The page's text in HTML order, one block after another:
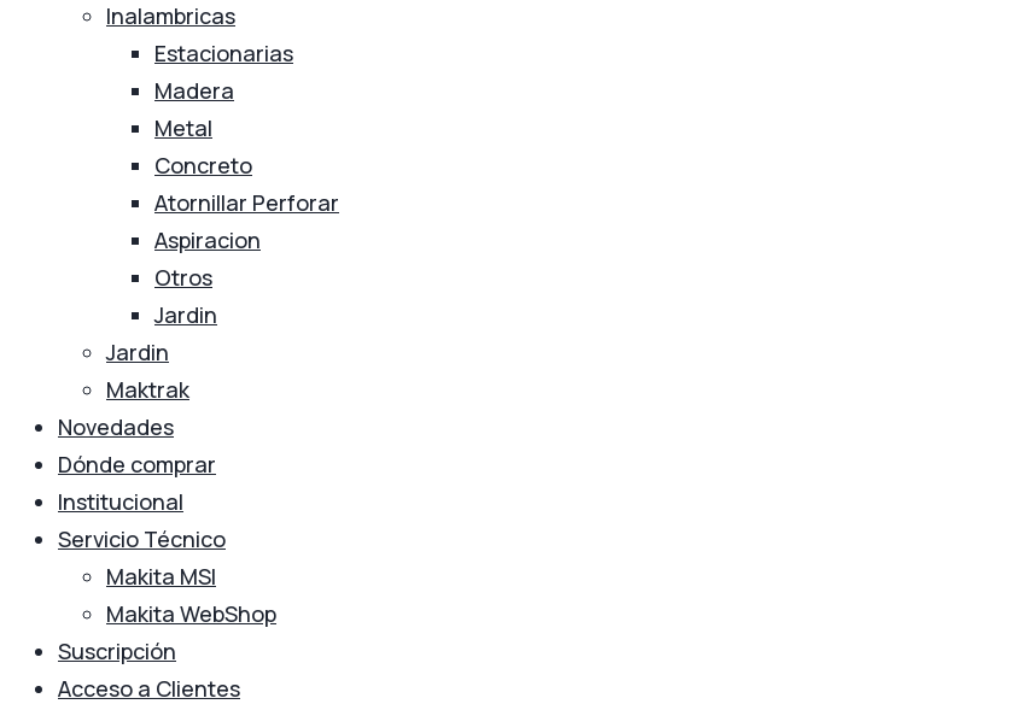
Inalambricas
Estacionarias
Madera
Metal
Concreto
Atornillar Perforar
Aspiracion
Otros
Jardin
Jardin
Maktrak
Novedades
Dónde comprar
Institucional
Servicio Técnico
Makita MSI
Makita WebShop
Suscripción
Acceso a Clientes